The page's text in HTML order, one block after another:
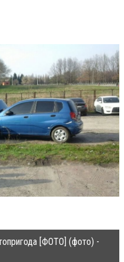
[ФОТО] (фото) -